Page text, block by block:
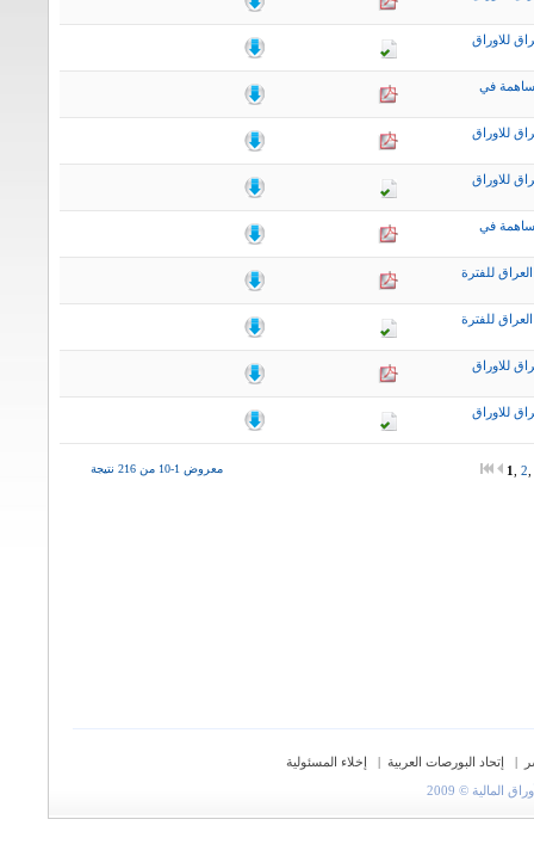
للاوراق
في
للاوراق
للاوراق
في
للفترة
للفترة
للاوراق
للاوراق
معروض 1-10 من 216 نتيجة 1 2
| إتحاد البورصات العربية |
إخلاء المسئولية
© 2009